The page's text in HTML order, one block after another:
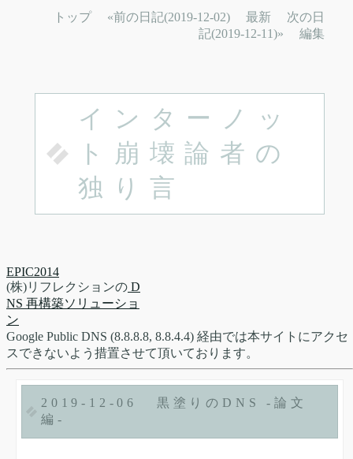
トップ «前の日記(2019-12-02) 最新
次の日
記(2019-12-11)»
編集
インターノッ
ト崩壊論者の
独り言
EPIC2014
(株)リフレクションの D
NS 再構築ソリューショ
ン
Google Public DNS (8.8.8.8, 8.8.4.4) 経由では本サイトにアクセ
スできないよう措置させて頂いております。
2019-12-06
黒塗りのDNS -論文
編-